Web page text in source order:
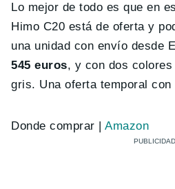
Lo mejor de todo es que en
Himo C20 está de oferta y
una unidad con envío desde
545 euros, y con dos
gris. Una oferta temporal
Donde comprar |Amazon